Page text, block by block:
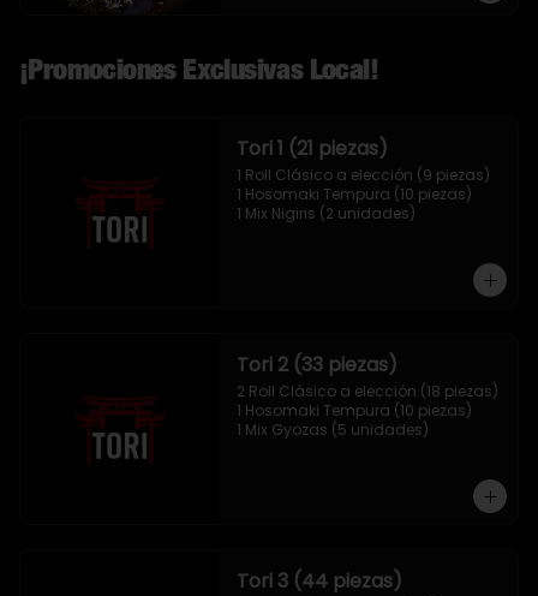
¡Promociones Exclusivas Local!
Tori 1 (21 piezas)
1 Roll Clásico a elección (9 piezas)
1 Hosomaki Tempura (10 piezas)
1 Mix Nigiris (2 unidades)
Tori 2 (33 piezas)
2 Roll Clásico a elección (18 piezas)
1 Hosomaki Tempura (10 piezas)
1 Mix Gyozas (5 unidades)
Tori 3 (44 piezas)